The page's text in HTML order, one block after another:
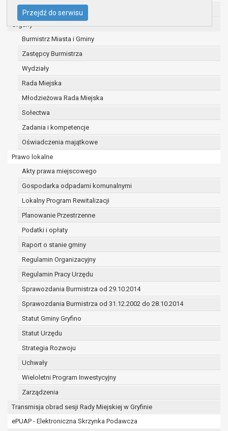
Straż Miejska
Organy
Burmistrz Miasta i Gminy
Zastępcy Burmistrza
Wydziały
Rada Miejska
Młodzieżowa Rada Miejska
Sołectwa
Zadania i kompetencje
Oświadczenia majątkowe
Prawo lokalne
Akty prawa miejscowego
Gospodarka odpadami komunalnymi
Lokalny Program Rewitalizacji
Planowanie Przestrzenne
Podatki i opłaty
Raport o stanie gminy
Regulamin Organizacyjny
Regulamin Pracy Urzędu
Sprawozdania Burmistrza od 29.10.2014
Sprawozdania Burmistrza od 31.12.2002 do 28.10.2014
Statut Gminy Gryfino
Statut Urzędu
Strategia Rozwoju
Uchwały
Wieloletni Program Inwestycyjny
Zarządzenia
Transmisja obrad sesji Rady Miejskiej w Gryfinie
ePUAP - Elektroniczna Skrzynka Podawcza
Administratorem Pani/Pana danych osobowych
jest:
ul. 1 Maja 16
74 -100 Gryfino
telefon: 91 416 20 11
e-mail:burmistrz@gryfino.pl
Dane kontaktowe Inspektora Ochrony Danych:
telefon: 91 416 20 11
e-mail:
Pani/Pana dane osobowe przetwarzane są
zgodnie z obowiązującymi przepisami prawa w
celu:
marca 1990 r. o samorządzie gminnym
(Dz.U. z 2017r., poz. 1875 ze zm.) oraz z
szeregu ustaw kompetencyjnych
(merytorycznych), a także obowiązków i
nadrzędne wobec Gminy;
zawarcia i realizacji umów;
ochrony żywotnych interesów osoby, której
dane dotyczą, lub innej osoby fizycznej;
wykonania zadania realizowanego w
interesie publicznym lub w ramach
sprawowania władzy publicznej
powierzonej administratorowi;
w pozostałych przypadkach dane osobowe
przetwarzane są wyłącznie na podstawie
określonym w treści zgody.
W związku z przetwarzaniem danych w celu
wskazanym w pkt. 3, dane osobowe mogą być
udostępniane innym upoważnionym odbiorcom lub
kategoriom odbiorców danych osobowych.
Odbiorcami mogą być:
podmioty, które przetwarzają dane
Przejdź do serwisu